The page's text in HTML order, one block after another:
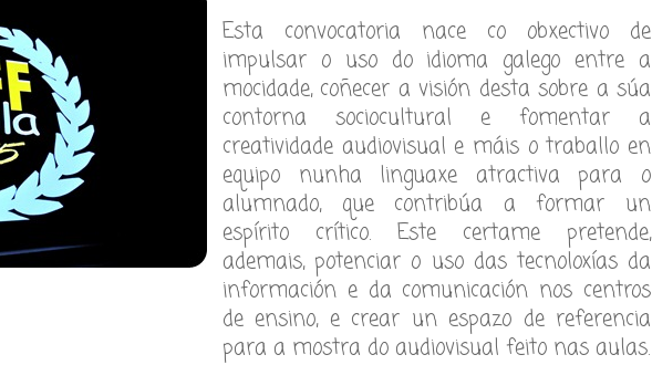
Esta convocatoria nace co obxectivo de
impulsar o uso do idioma galego entre a
mocidade, coñecer a visión desta sobre a súa
contorna sociocultural e fomentar a
creatividade audiovisual e máis o traballo en
equipo nunha linguaxe atractiva para o
alumnado, que contribúa a formar un
espírito crítico. Este certame pretende,
ademais, potenciar o uso das tecnoloxías da
información e da comunicación nos centros
de ensino, e crear un espazo de referencia
para a mostra do audiovisual feito nas aulas.